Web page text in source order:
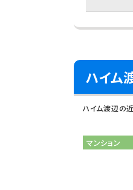
ハイム
ハイム渡辺の
マンション